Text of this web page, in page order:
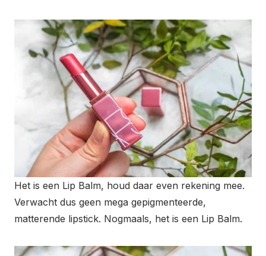
Het is een Lip Balm, houd daar even rekening mee.
Verwacht dus geen mega gepigmenteerde,
matterende lipstick. Nogmaals, het is een Lip Balm.